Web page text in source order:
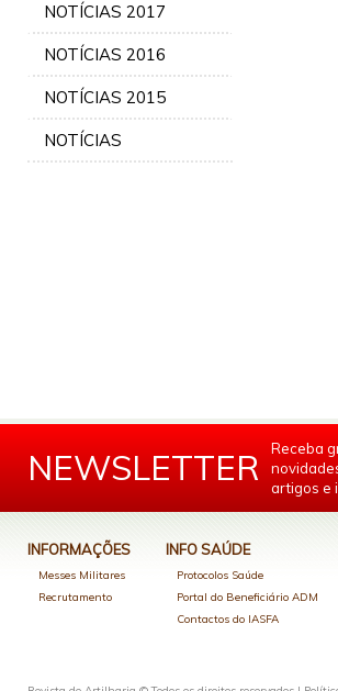
NOTÍCIAS 2017
NOTÍCIAS 2016
NOTÍCIAS 2015
NOTÍCIAS
NEWSLETTER
Receba
artigos e
INFORMAÇÕES
Messes Militares
Recrutamento
INFO SAÚDE
Protocolos Saúde
Portal do Beneficiário ADM
Contactos do IASFA